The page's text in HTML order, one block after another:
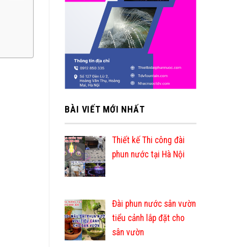
BÀI VIẾT MỚI NHẤT
Thiết kế Thi công đài
phun nước tại Hà Nội
Đài phun nước sân vườn
tiểu cảnh lắp đặt cho
sân vườn